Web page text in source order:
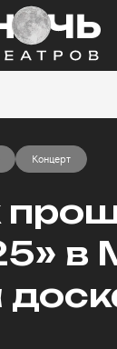
Концерт
в